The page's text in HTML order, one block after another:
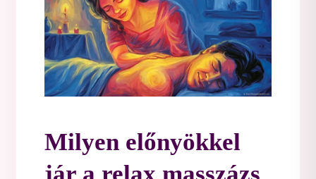
Milyen előnyökkel